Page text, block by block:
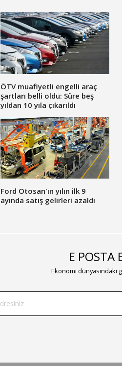
ÖTV muafiyetli engelli araç
şartları belli oldu: Süre beş
yıldan 10 yıla çıkarıldı
Ford Otosan'ın yılın ilk 9
ayında satış gelirleri azaldı
E POSTA
Ekonomi dünyasındaki